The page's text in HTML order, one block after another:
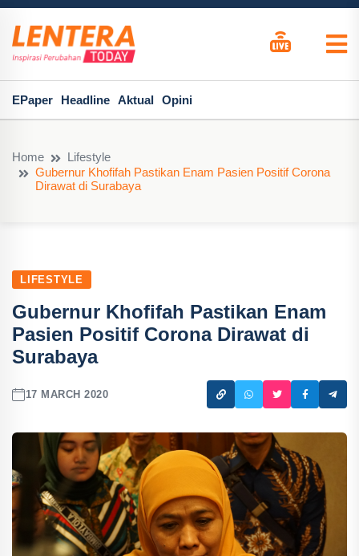
EPaper Headline Aktual Opini
Home
Lifestyle
Gubernur Khofifah Pastikan Enam Pasien Positif Corona
Dirawat di Surabaya
LIFESTYLE
Gubernur Khofifah Pastikan Enam
Pasien Positif Corona Dirawat di
Surabaya
17 MARCH 2020